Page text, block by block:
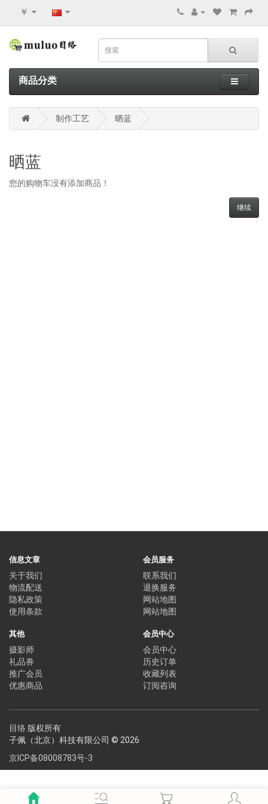
￥
商品分类
制作工艺 晒蓝
晒蓝
您的购物车没有添加商品！
继续
信息文章
关于我们
物流配送
隐私政策
使用条款
会员服务
联系我们
退换服务
网站地图
网站地图
其他
摄影师
礼品券
推广会员
优惠商品
会员中心
会员中心
历史订单
收藏列表
订阅咨询
目络 版权所有
子佩（北京）科技有限公司 © 2026
京ICP备08008783号-3